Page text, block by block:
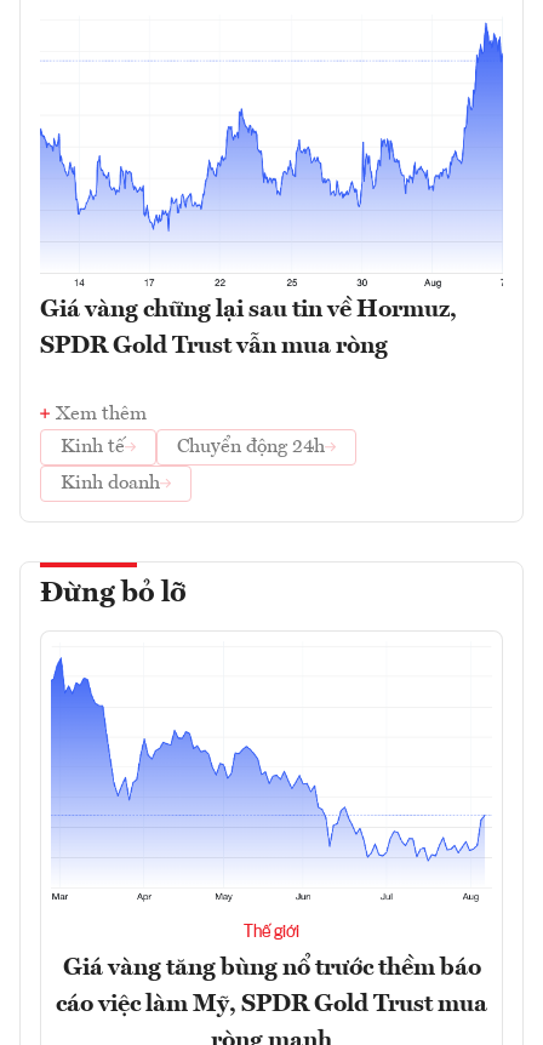
Giá vàng chững lại sau tin về Hormuz,
SPDR Gold Trust vẫn mua ròng
Xem thêm
Kinh tế
Chuyển động 24h
Kinh doanh
Đừng bỏ lỡ
Thế giới
Giá vàng tăng bùng nổ trước thềm báo
cáo việc làm Mỹ, SPDR Gold Trust mua